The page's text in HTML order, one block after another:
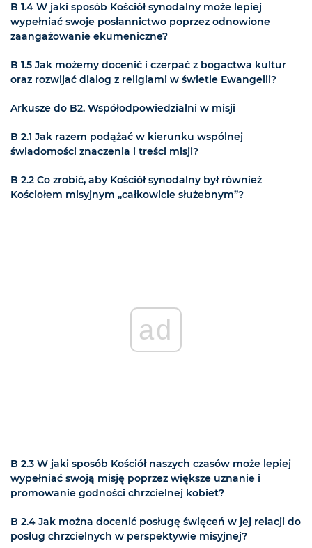
B 1.4 W jaki sposób Kościół synodalny może lepiej
wypełniać swoje posłannictwo poprzez odnowione
zaangażowanie ekumeniczne?
B 1.5 Jak możemy docenić i czerpać z bogactwa kultur
oraz rozwijać dialog z religiami w świetle Ewangelii?
Arkusze do B2. Współodpowiedzialni w misji
B 2.1 Jak razem podążać w kierunku wspólnej
świadomości znaczenia i treści misji?
B 2.2 Co zrobić, aby Kościół synodalny był również
Kościołem misyjnym „całkowicie służebnym”?
ad
B 2.3 W jaki sposób Kościół naszych czasów może lepiej
wypełniać swoją misję poprzez większe uznanie i
promowanie godności chrzcielnej kobiet?
B 2.4 Jak można docenić posługę święceń w jej relacji do
posług chrzcielnych w perspektywie misyjnej?